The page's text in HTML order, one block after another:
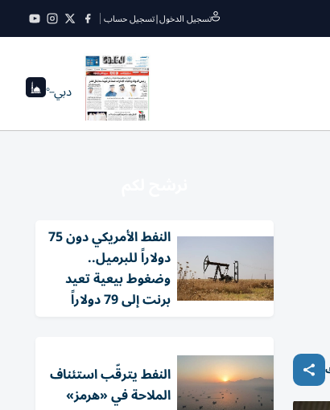
تسجيل الدخول|تسجيل حساب
دبي--°
النفط الأمريكي دون 75
دولاراً للبرميل..
وضغوط بيعية تعيد
برنت إلى 79 دولاراً
النفط يترقّب استئناف
الملاحة في «هرمز»